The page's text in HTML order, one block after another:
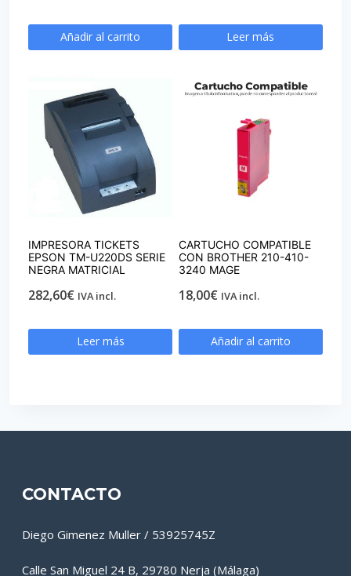
Añadir al carrito Leer más
IMPRESORA TICKETS
EPSON TM-U220DS SERIE
NEGRA MATRICIAL
282,60€ IVA incl.
Leer más
CARTUCHO COMPATIBLE
CON BROTHER 210-410-
3240 MAGE
18,00€ IVA incl.
Añadir al carrito
CONTACTO
Diego Gimenez Muller / 53925745Z
Calle San Miguel 24 B, 29780 Nerja (Málaga)